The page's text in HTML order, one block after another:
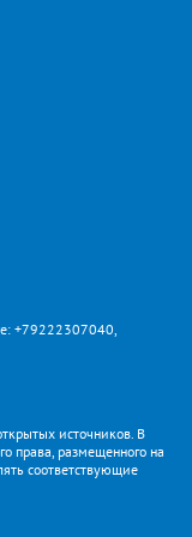
+79222307040,
источников. В
права, размещенного на
соответствующие